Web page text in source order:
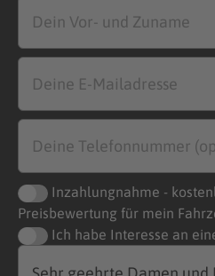
Inzahlungnahme -
Preisbewertung für mein
Ich habe Interesse an